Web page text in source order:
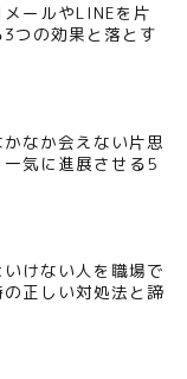
メールやLINEを片
つの効果と落とす
かなか会えない片思
気に進展させる5
けない人を職場で
正しい対処法と諦